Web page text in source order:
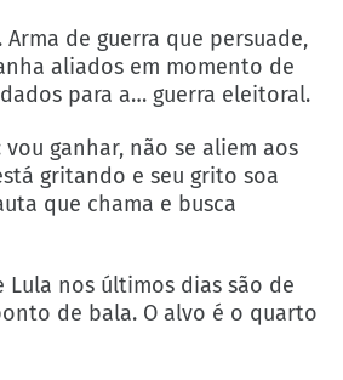
de guerra que persuade,
aliados em momento de
para a… guerra eleitoral.
ganhar, não se aliem aos
gritando e seu grito soa
que chama e busca
Lula nos últimos dias são de
de bala. O alvo é o quarto